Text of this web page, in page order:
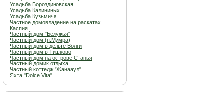
Усадьба Бороздиновская
Усадьба Калининых
Усадьба Кузьмича
Частное домовладение на раскатах
Каспия
Частный дом "Белужья"
Частный дом (п.Мумра)
Частный дом в дельте Волги
Частный дом в Тишково
Частный дом на острове Станья
Частный домик отдыха
Частный коттедж "Жанааул"
Яхта "Dolce Vita"